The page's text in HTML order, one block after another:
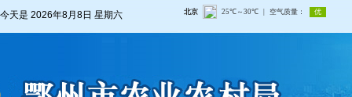
今天是 2026年8月8日 星期六